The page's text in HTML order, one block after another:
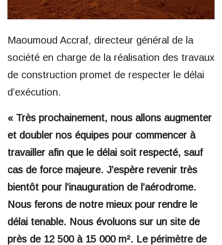
Maoumoud Accraf, directeur général de la
société en charge de la réalisation des travaux
de construction promet de respecter le délai
d’exécution.
« Très prochainement, nous allons augmenter
et doubler nos équipes pour commencer à
travailler afin que le délai soit respecté, sauf
cas de force majeure. J’espère revenir très
bientôt pour l’inauguration de l’aérodrome.
Nous ferons de notre mieux pour rendre le
délai tenable. Nous évoluons sur un site de
près de 12 500 à 15 000 m². Le périmètre de